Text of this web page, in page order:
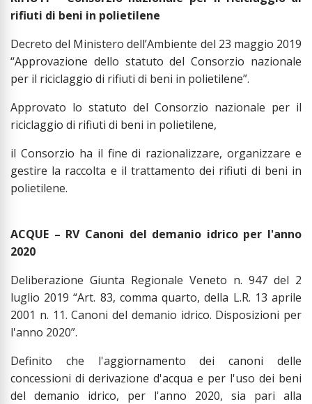
rifiuti di beni in polietilene
Decreto del Ministero dell’Ambiente del 23 maggio 2019
“Approvazione dello statuto del Consorzio nazionale
per il riciclaggio di rifiuti di beni in polietilene”.
Approvato lo statuto del Consorzio nazionale per il
riciclaggio di rifiuti di beni in polietilene,
il Consorzio ha il fine di razionalizzare, organizzare e
gestire la raccolta e il trattamento dei rifiuti di beni in
polietilene.
ACQUE – RV Canoni del demanio idrico per l'anno
2020
Deliberazione Giunta Regionale Veneto n. 947 del 2
luglio 2019 “Art. 83, comma quarto, della L.R. 13 aprile
2001 n. 11. Canoni del demanio idrico. Disposizioni per
l'anno 2020”.
Definito che l'aggiornamento dei canoni delle
concessioni di derivazione d'acqua e per l'uso dei beni
del demanio idrico, per l'anno 2020, sia pari alla